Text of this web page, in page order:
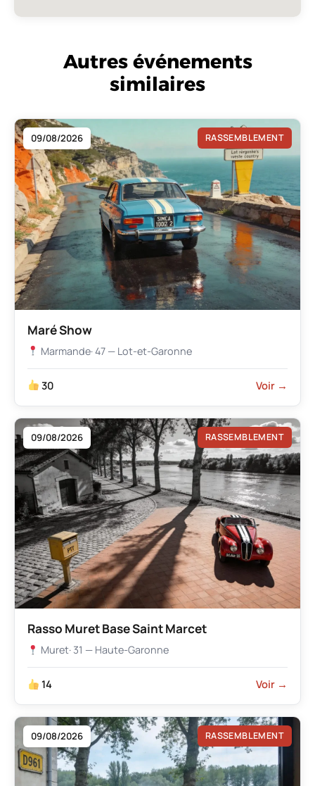
Autres événements
similaires
09/08/2026 RASSEMBLEMENT
Maré Show
Marmande· 47 — Lot-et-Garonne
30 Voir →
09/08/2026 RASSEMBLEMENT
Rasso Muret Base Saint Marcet
Muret· 31 — Haute-Garonne
14 Voir →
09/08/2026 RASSEMBLEMENT